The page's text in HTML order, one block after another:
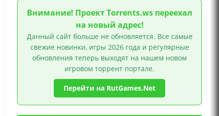
Внимание! Проект Torrents.ws переехал
на новый адрес!
Данный сайт больше не обновляется. Все самые
свежие новинки, игры 2026 года и регулярные
обновления теперь выходят на нашем новом
игровом торрент портале.
Перейти на RutGames.Net